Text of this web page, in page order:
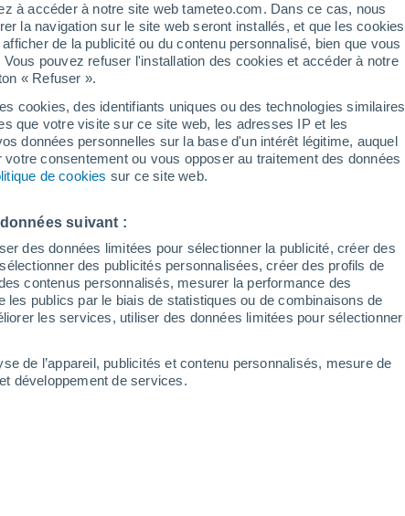
à accéder à notre site web tameteo.com. Dans ce cas, nous
la navigation sur le site web seront installés, et que les cookies
de la publicité ou du contenu personnalisé, bien que vous
pouvez refuser l'installation des cookies et accéder à notre
« Refuser ».
cookies, des identifiants uniques ou des technologies similaires
que votre visite sur ce site web, les adresses IP et les
données personnelles sur la base d'un intérêt légitime, auquel
consentement ou vous opposer au traitement des données
de cookies sur ce site web.
suivant :
des données limitées pour sélectionner la publicité, créer des
des publicités personnalisées, créer des profils de
contenus personnalisés, mesurer la performance des
publics par le biais de statistiques ou de combinaisons de
les services, utiliser des données limitées pour sélectionner
de l’appareil, publicités et contenu personnalisés, mesure de
développement de services.
16°
El Porvenir
2°
17°
0°
Union
17°
Zanjitas
Buena
16°
3°
San Luis
19°
Mercedes
Leaflet